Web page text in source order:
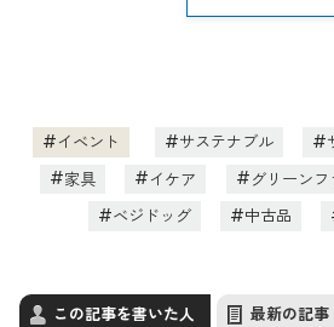
イベント サステナブル
家具
イケア グリーン
ベジドッグ
中古品
この記事を書いた人 最新の記事